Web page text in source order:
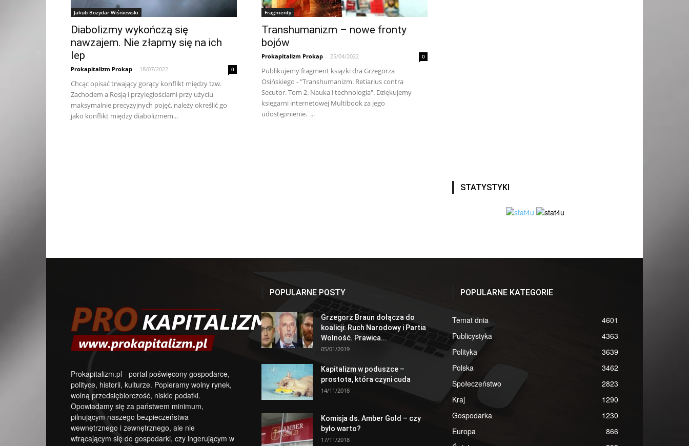
Jakub Bożydar Wiśniewski
Diabolizmy wykończą się
nawzajem. Nie złapmy się na ich
lep
Prokapitalizm Prokap - 18/07/2022 0
Chcąc opisać trwający gorący konflikt między tzw.
Zachodem a Rosją i przyległościami przy użyciu
maksymalnie precyzyjnych pojęć, należy określić go
jako konflikt między diabolizmem...
Fragmenty
Transhumanizm – nowe fronty
bojów
Prokapitalizm Prokap - 25/04/2022 0
Publikujemy fragment książki dra Grzegorza
Osińskiego - "Transhumanizm. Retiarius contra
Secutor. Tom 2. Nauka i technologia". Dziękujemy
księgarni internetowej Multibook za jego
udostępnienie. ...
STATYSTYKI
Prokapitalizm.pl - portal poświęcony gospodarce,
polityce, historii, kulturze. Popieramy wolny rynek,
wolną przedsiębiorczość, niskie podatki.
Opowiadamy się za państwem minimum,
pilnującym naszego bezpieczeństwa
wewnętrznego i zewnętrznego, ale nie
wtrącającym się do gospodarki, czy ingerującym w
POPULARNE POSTY
Grzegorz Braun dołącza do
koalicji: Ruch Narodowy i Partia
Wolność. Prawica...
05/01/2019
Kapitalizm w poduszce –
prostota, która czyni cuda
14/11/2018
Komisja ds. Amber Gold – czy
było warto?
17/11/2018
POPULARNE KATEGORIE
Temat dnia
4601
Publicystyka
4363
Polityka
3639
Polska
3462
Społeczeństwo
2823
Kraj
1290
Gospodarka
1230
Europa
866